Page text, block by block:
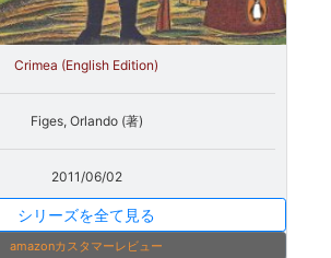
Crimea (English Edition)
Figes, Orlando (著)
2011/06/02
シリーズを全て見る
amazonカスタマーレビュー